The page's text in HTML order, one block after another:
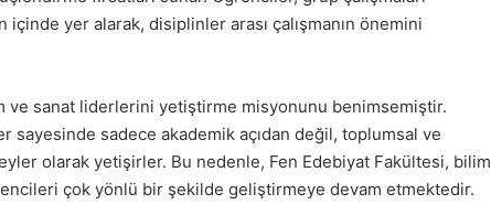
yer alarak, disiplinler arası çalışmanın önemini
ve sanat liderlerini yetiştirme misyonunu benimsemiştir.
sadece akademik açıdan değil, toplumsal ve
olarak yetişirler. Bu nedenle, Fen Edebiyat Fakültesi, bilim
çok yönlü bir şekilde geliştirmeye devam etmektedir.